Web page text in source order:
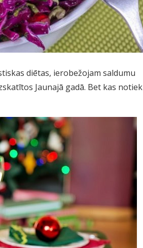
diētas, ierobežojam saldumu
Jaunajā gadā. Bet kas notiek